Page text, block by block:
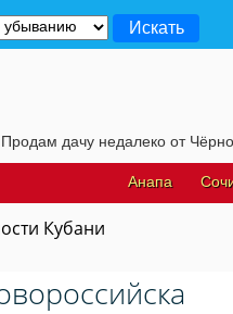
Кубани
Анапа
недалеко от Чёрного моря!